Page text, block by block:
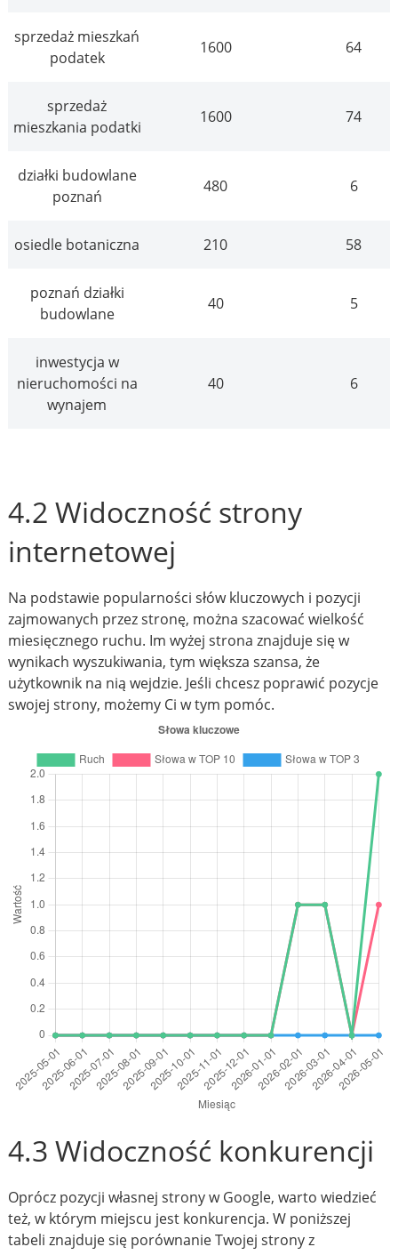
sprzedaż mieszkań
podatek
1600 64
sprzedaż
mieszkania podatki
1600 74
działki budowlane
poznań
480 6
osiedle botaniczna 210 58
poznań działki
budowlane
40 5
inwestycja w
nieruchomości na
wynajem
40 6
4.2 Widoczność strony
internetowej
Na podstawie popularności słów kluczowych i pozycji
zajmowanych przez stronę, można szacować wielkość
miesięcznego ruchu. Im wyżej strona znajduje się w
wynikach wyszukiwania, tym większa szansa, że
użytkownik na nią wejdzie. Jeśli chcesz poprawić pozycje
swojej strony, możemy Ci w tym pomóc.
4.3 Widoczność konkurencji
Oprócz pozycji własnej strony w Google, warto wiedzieć
też, w którym miejscu jest konkurencja. W poniższej
tabeli znajduje się porównanie Twojej strony z